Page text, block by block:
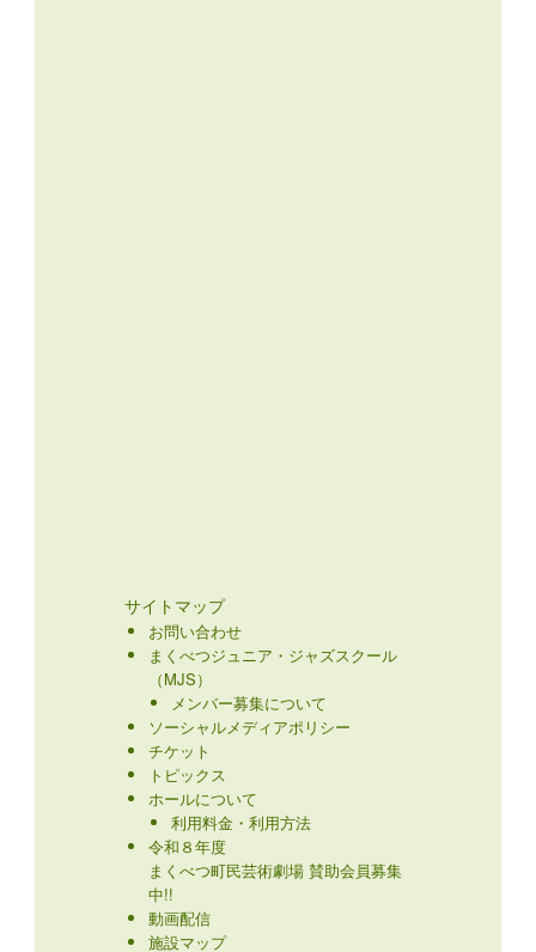
サイトマップ
お問い合わせ
まくべつジュニア・ジャズスクール
（MJS）
メンバー募集について
ソーシャルメディアポリシー
チケット
トピックス
ホールについて
利用料金・利用方法
令和８年度
まくべつ町民芸術劇場 賛助会員募集
中!!
動画配信
施設マップ